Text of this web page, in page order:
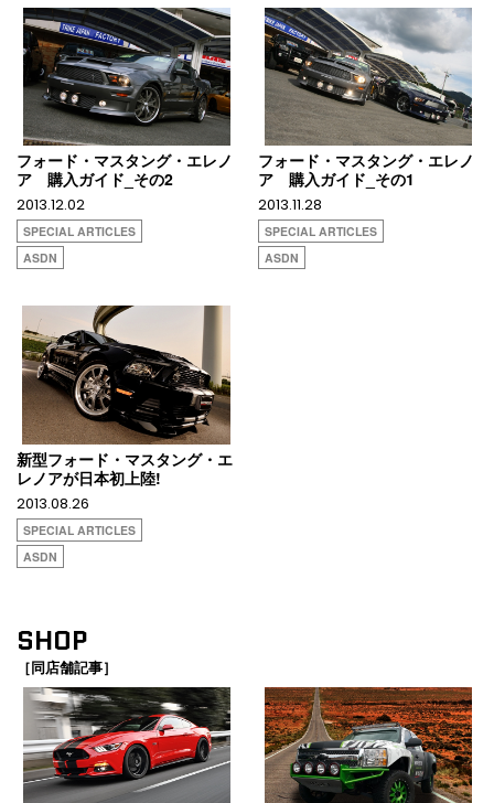
フォード・マスタング・エレノ
ア 購入ガイド_その2
2013.12.02
SPECIAL ARTICLES
ASDN
フォード・マスタング・エレノ
ア 購入ガイド_その1
2013.11.28
SPECIAL ARTICLES
ASDN
新型フォード・マスタング・エ
レノアが日本初上陸!
2013.08.26
SPECIAL ARTICLES
ASDN
SHOP
［同店舗記事］